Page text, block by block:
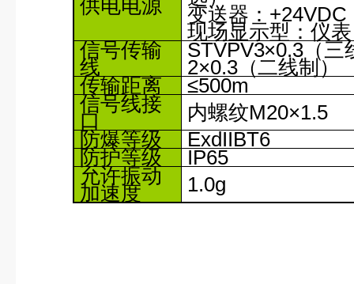
供电电源
变送器： +24VDC
现场显示型：仪
信号传输
线
STVPV3×0.3（三
2×0.3（二线制）
传输距离 ≤500m
信号线接
口 内螺纹M20×1.5
防爆等级
ExdIIBT6
防护等级 IP65
允许振动
加速度 1.0g